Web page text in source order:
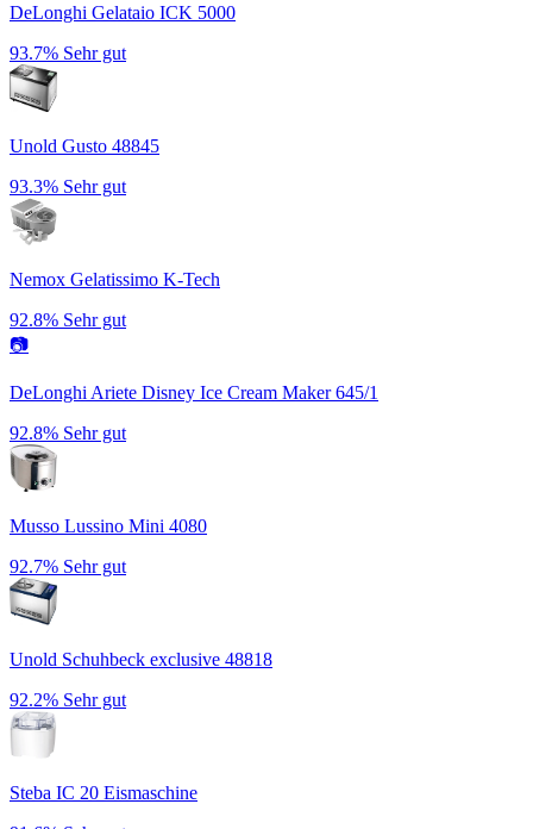
DeLonghi Gelataio ICK 5000
93.7% Sehr gut
Unold Gusto 48845
93.3% Sehr gut
Nemox Gelatissimo K-Tech
92.8% Sehr gut
📷
DeLonghi Ariete Disney Ice Cream Maker 645/1
92.8% Sehr gut
Musso Lussino Mini 4080
92.7% Sehr gut
Unold Schuhbeck exclusive 48818
92.2% Sehr gut
Steba IC 20 Eismaschine